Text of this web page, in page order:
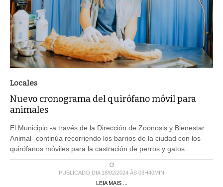
Locales
Nuevo cronograma del quirófano móvil para
animales
El Municipio -a través de la Dirección de Zoonosis y Bienestar
Animal- continúa recorriendo los barrios de la ciudad con los
quirófanos móviles para la castración de perros y gatos.
PUBLICADO DIA 18/02/2024 ÀS 03H40MIN
LEIA MAIS ...